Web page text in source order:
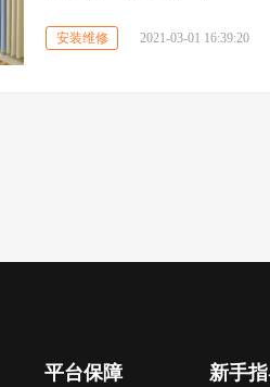
安装维修 2021-03-01 16:39:20
平台保障 新手